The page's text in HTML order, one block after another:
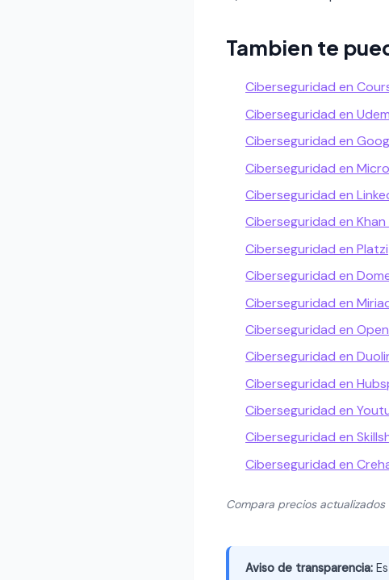
Tambien te
Ciberseguridad en
Ciberseguridad en
Ciberseguridad en
Ciberseguridad en
Ciberseguridad en
Ciberseguridad en
Ciberseguridad en Platzi
Ciberseguridad en
Ciberseguridad en
Ciberseguridad en
Ciberseguridad en
Ciberseguridad en
Ciberseguridad en
Ciberseguridad en
Ciberseguridad en
Compara precios actualizados
Aviso de transparencia: